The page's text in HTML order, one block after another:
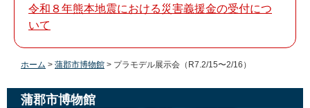
令和８年熊本地震における災害義援金の受付につ
いて
ホーム > 蒲郡市博物館 > プラモデル展示会（R7.2/15〜2/16）
蒲郡市博物館